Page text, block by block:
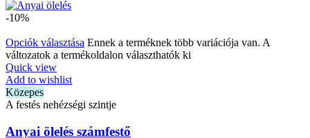
-10%
Opciók választása Ennek a terméknek több variációja van. A
változatok a termékoldalon választhatók ki
Quick view
Add to wishlist
Közepes
A festés nehézségi szintje
Anyai ölelés számfestő